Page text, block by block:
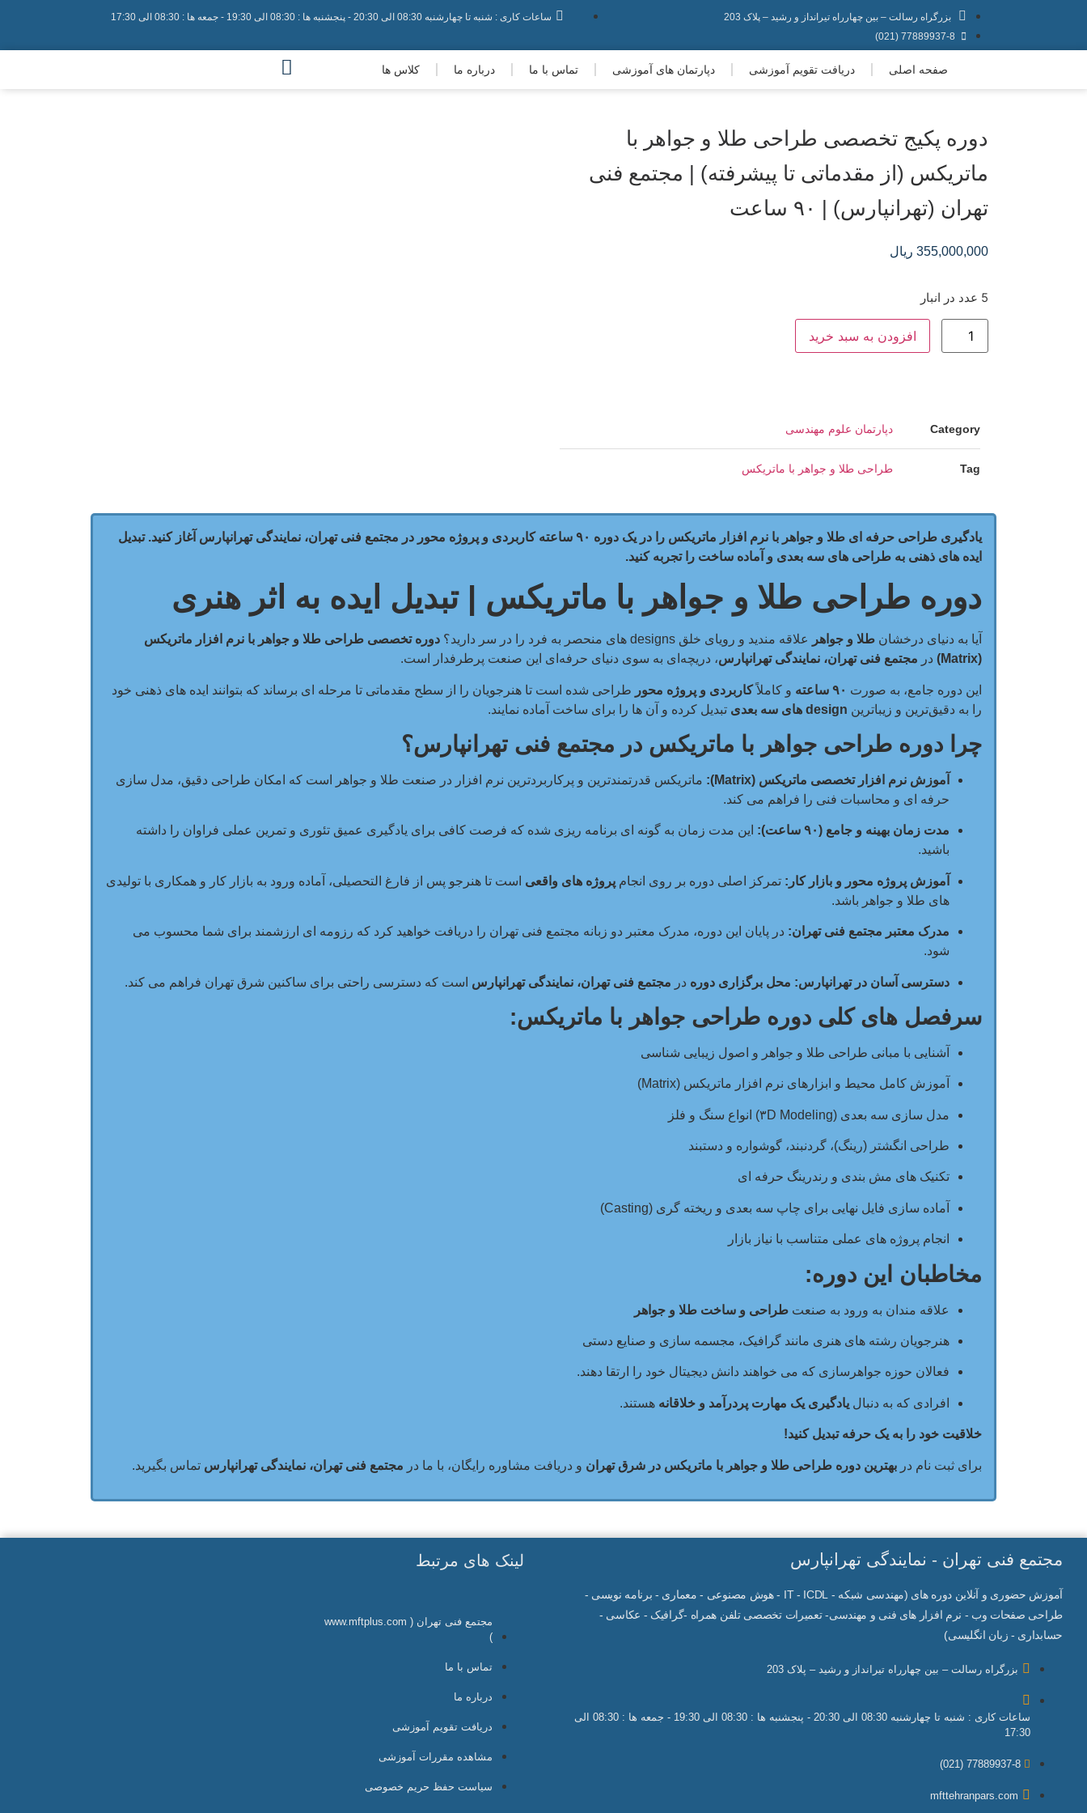
بزرگراه رسالت – بین چهارراه تیرانداز و رشید – پلاک 203
77889937-8 (021)
ساعات کاری : شنبه تا چهارشنبه 08:30 الی 20:30 - پنجشنبه ها : 08:30 الی 19:30 - جمعه ها : 08:30 الی 17:30
صفحه اصلی دریافت تقویم آموزشی دپارتمان های آموزشی تماس با ما درباره ما کلاس ها
دوره پکیج تخصصی طراحی طلا و جواهر با
ماتریکس (از مقدماتی تا پیشرفته) | مجتمع فنی
تهران (تهرانپارس) | ۹۰ ساعت
355,000,000 ریال
5 عدد در انبار
افزودن به سبد خرید
Category دپارتمان علوم مهندسی
Tag طراحی طلا و جواهر با ماتریکس
یادگیری طراحی حرفه ای طلا و جواهر با نرم افزار ماتریکس را در یک دوره ۹۰ ساعته کاربردی و پروژه محور در مجتمع فنی تهران، نمایندگی تهرانپارس آغاز کنید. تبدیل
ایده های ذهنی به طراحی های سه بعدی و آماده ساخت را تجربه کنید.
دوره طراحی طلا و جواهر با ماتریکس | تبدیل ایده به اثر هنری
آیا به دنیای درخشان طلا و جواهر علاقه مندید و رویای خلق designs های منحصر به فرد را در سر دارید؟
دوره تخصصی طراحی طلا و جواهر با نرم افزار ماتریکس
(Matrix)
در مجتمع فنی تهران، نمایندگی تهرانپارس، دریچه‌ای به سوی دنیای حرفه‌ای این صنعت پرطرفدار است.
این دوره جامع، به صورت ۹۰ ساعته و کاملاًکاربردی و پروژه محور طراحی شده است تا هنرجویان را از سطح مقدماتی تا مرحله ای برساند که بتوانند ایده های ذهنی خود
را به دقیق‌ترین و زیباترین design های سه بعدی تبدیل کرده و آن ها را برای ساخت آماده نمایند.
چرا دوره طراحی جواهر با ماتریکس در مجتمع فنی تهرانپارس؟
آموزش نرم افزار تخصصی ماتریکس (Matrix):
ماتریکس قدرتمندترین و پرکاربردترین نرم افزار در صنعت طلا و جواهر است که امکان طراحی دقیق، مدل سازی
حرفه ای و محاسبات فنی را فراهم می کند.
مدت زمان بهینه و جامع (۹۰ ساعت):
این مدت زمان به گونه ای برنامه ریزی شده که فرصت کافی برای یادگیری عمیق تئوری و تمرین عملی فراوان را داشته
باشید.
آموزش پروژه محور و بازار کار: تمرکز اصلی دوره بر روی انجام پروژه های واقعی است تا هنرجو پس از فارغ التحصیلی، آماده ورود به بازار کار و همکاری با تولیدی
های طلا و جواهر باشد.
مدرک معتبر مجتمع فنی تهران: در پایان این دوره، مدرک معتبر دو زبانه مجتمع فنی تهران را دریافت خواهید کرد که رزومه ای ارزشمند برای شما محسوب می
شود.
دسترسی آسان در تهرانپارس: محل برگزاری دوره در مجتمع فنی تهران، نمایندگی تهرانپارس است که دسترسی راحتی برای ساکنین شرق تهران فراهم می کند.
سرفصل های کلی دوره طراحی جواهر با ماتریکس:
آشنایی با مبانی طراحی طلا و جواهر و اصول زیبایی شناسی
آموزش کامل محیط و ابزارهای نرم افزار ماتریکس (Matrix)
مدل سازی سه بعدی (۳D Modeling) انواع سنگ و فلز
طراحی انگشتر (رینگ)، گردنبند، گوشواره و دستبند
تکنیک های مش بندی و رندرینگ حرفه ای
آماده سازی فایل نهایی برای چاپ سه بعدی و ریخته گری (Casting)
انجام پروژه های عملی متناسب با نیاز بازار
مخاطبان این دوره:
علاقه مندان به ورود به صنعت طراحی و ساخت طلا و جواهر
هنرجویان رشته های هنری مانند گرافیک، مجسمه سازی و صنایع دستی
فعالان حوزه جواهرسازی که می خواهند دانش دیجیتال خود را ارتقا دهند.
افرادی که به دنبال یادگیری یک مهارت پردرآمد و خلاقانه هستند.
خلاقیت خود را به یک حرفه تبدیل کنید!
برای ثبت نام در بهترین دوره طراحی طلا و جواهر با ماتریکس در شرق تهران و دریافت مشاوره رایگان، با ما در مجتمع فنی تهران، نمایندگی تهرانپارس تماس بگیرید.
مجتمع فنی تهران - نمایندگی تهرانپارس
آموزش حضوری و آنلاین دوره های (مهندسی شبکه - IT - ICDL - هوش مصنوعی - معماری - برنامه نویسی -
طراحی صفحات وب - نرم افزار های فنی و مهندسی- تعمیرات تخصصی تلفن همراه -گرافیک - عکاسی -
حسابداری - زبان انگلیسی)
بزرگراه رسالت – بین چهارراه تیرانداز و رشید – پلاک 203
ساعات کاری : شنبه تا چهارشنبه 08:30 الی 20:30 - پنجشنبه ها : 08:30 الی 19:30 - جمعه ها : 08:30 الی
17:30
77889937-8 (021)
mfttehranpars.com
لینک های مرتبط
مجتمع فنی تهران ( www.mftplus.com
)
تماس با ما
درباره ما
دریافت تقویم آموزشی
مشاهده مقررات آموزشی
سیاست حفظ حریم خصوصی